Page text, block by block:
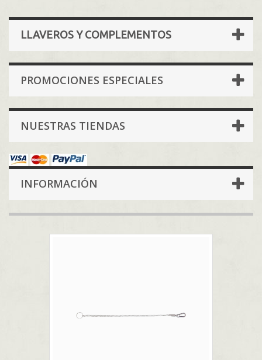
LLAVEROS Y COMPLEMENTOS
PROMOCIONES ESPECIALES
NUESTRAS TIENDAS
INFORMACIÓN